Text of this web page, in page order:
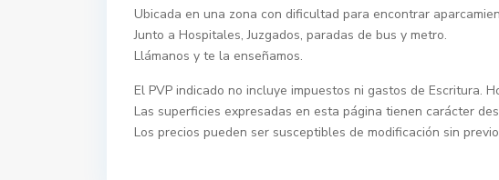
Ubicada en una zona con dificultad para encontrar
Junto a Hospitales, Juzgados, paradas de bus y metro.
Llámanos y te la enseñamos.
El PVP indicado no incluye impuestos ni gastos de Escritura.
Las superficies expresadas en esta página tienen carácter
Los precios pueden ser susceptibles de modificación sin